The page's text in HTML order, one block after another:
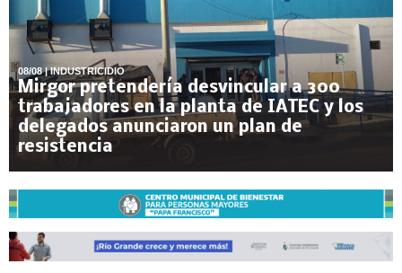
08/08| INDUSTRICIDIO
Mirgor pretendería desvincular a 300
trabajadores en la planta de IATEC y los
delegados anunciaron un plan de
resistencia